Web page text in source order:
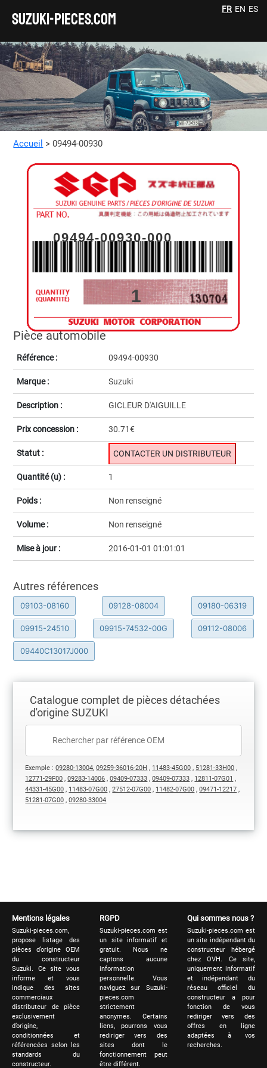
SUZUKI-pieces.com
FR EN ES
Accueil > 09494-00930
Pièce automobile
Référence : 09494-00930
Marque : Suzuki
Description : GICLEUR D'AIGUILLE
Prix concession : 30.71€
Statut : CONTACTER UN DISTRIBUTEUR
Quantité (u) : 1
Poids : Non renseigné
Volume : Non renseigné
Mise à jour : 2016-01-01 01:01:01
09494-00930-000
1
Autres références
09103-08160 09128-08004 09180-06319
09915-24510 09915-74532-00G 09112-08006
09440C13017J000
Catalogue complet de pièces détachées
d'origine SUZUKI
Exemple :09280-13004,09259-36016-20H , 11483-45G00 , 51281-33H00 ,
12771-29F00 ,09283-14006 ,09409-07333 ,09409-07333 , 12811-07G01 ,
44331-45G00 , 11483-07G00 ,27512-07G00 , 11482-07G00 ,09471-12217 ,
51281-07G00 ,09280-33004
Mentions légales
Suzuki-pieces.com,
propose listage des
pièces d’origine OEM
du constructeur
Suzuki. Ce site vous
informe et vous
indique des sites
commerciaux
distributeur de pièce
exclusivement
d’origine,
conditionnées et
référencées selon les
standards du
constructeur.
RGPD
Suzuki-pieces.com est
un site informatif et
gratuit. Nous ne
captons aucune
information
personnelle. Vous
naviguez sur Suzuki-
pieces.com
strictement
anonymes. Certains
liens, pourrons vous
rediriger vers des
sites dont le
fonctionnement peut
être différent.
Qui sommes nous ?
Suzuki-pieces.com est
un site indépendant du
constructeur hébergé
chez OVH. Ce site,
uniquement informatif
et indépendant du
réseau officiel du
constructeur a pour
fonction de vous
rediriger vers des
offres en ligne
adaptées à vos
recherches.